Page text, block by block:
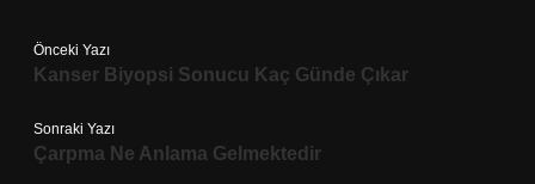
Önceki Yazı
Kanser Biyopsi Sonucu Kaç Günde Çıkar
Sonraki Yazı
Çarpma Ne Anlama Gelmektedir